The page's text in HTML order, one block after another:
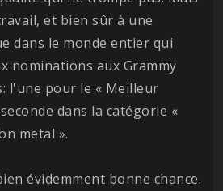
et bien sûr à une
dans le monde entier qui
nominations aux Grammy
l'une pour le « Meilleur
dans la catégorie «
metal ».
évidemment bonne chance.